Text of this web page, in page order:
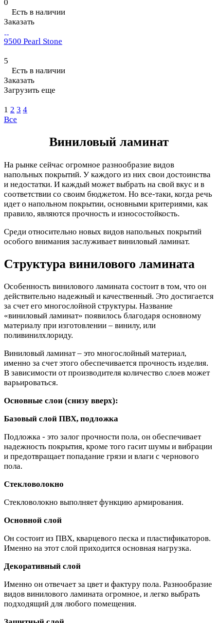
0
Есть в наличии
Заказать
9500 Pearl Stone
5
Есть в наличии
Заказать
Загрузить еще
1 2 3 4
Все
Виниловый ламинат
На рынке сейчас огромное разнообразие видов
напольных покрытий. У каждого из них свои достоинства
и недостатки. И каждый может выбрать на свой вкус и в
соответствии со своим бюджетом. Но все-таки, когда речь
идет о напольном покрытии, основными критериями, как
правило, являются прочность и износостойкость.
Среди относительно новых видов напольных покрытий
особого внимания заслуживает виниловый ламинат.
Структура винилового ламината
Особенность винилового ламината состоит в том, что он
действительно надежный и качественный. Это достигается
за счет его многослойной структуры. Название
«виниловый ламинат» появилось благодаря основному
материалу при изготовлении – винилу, или
поливинилхлориду.
Виниловый ламинат – это многослойный материал,
именно за счет этого обеспечивается прочность изделия.
В зависимости от производителя количество слоев может
варьироваться.
Основные слои (снизу вверх):
Базовый слой ПВХ, подложка
Подложка - это залог прочности пола, он обеспечивает
надежность покрытия, кроме того гасит шумы и вибрации
и предотвращает попадание грязи и влаги с чернового
пола.
Стекловолокно
Стекловолокно выполняет функцию армирования.
Основной слой
Он состоит из ПВХ, кварцевого песка и пластификаторов.
Именно на этот слой приходится основная нагрузка.
Декоративный слой
Именно он отвечает за цвет и фактуру пола. Разнообразие
видов винилового ламината огромное, и легко выбрать
подходящий для любого помещения.